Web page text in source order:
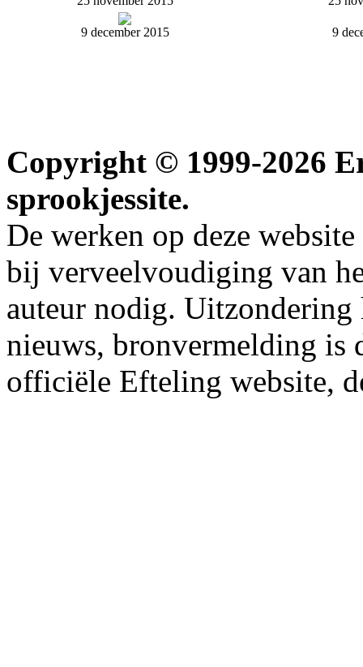
9 december 2015 9
Copyright © 1999-2026
sprookjessite.
De werken op deze
bij verveelvoudiging van
auteur nodig. Uitzondering
nieuws, bronvermelding is
officiële Efteling website,